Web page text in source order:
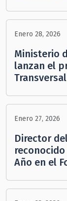
Enero 28, 2026
Ministerio
lanzan el
Enero 27, 2026
Director
Año en el